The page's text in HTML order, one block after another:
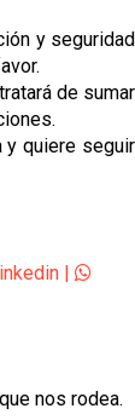
y seguridad
de sumar
y quiere seguir
nos rodea.